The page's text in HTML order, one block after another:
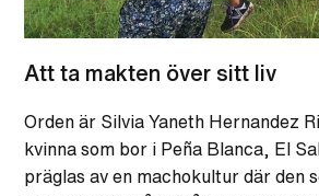
Att ta makten över sitt liv
Orden är Silvia Yaneth Hernandez
kvinna som bor i Peña Blanca, El
präglas av en machokultur där den